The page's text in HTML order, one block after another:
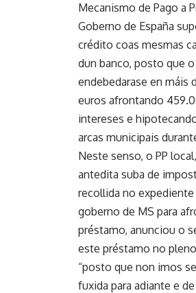
Mecanismo de Pago a
Goberno de España
crédito coas mesmas
dun banco, posto que
endebedarase en máis
euros afrontando
intereses e
arcas municipais
Neste senso, o PP
antedita suba de
recollida no
goberno de MS para
préstamo, anunciou o
este préstamo no
“posto que non imos
fuxida para adiante e